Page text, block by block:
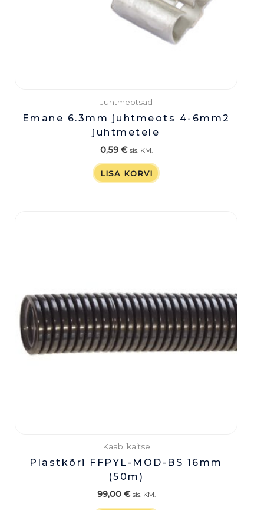
Juhtmeotsad
Emane 6.3mm juhtmeots 4-6mm2
juhtmetele
0,59 € sis. KM.
LISA KORVI
Kaablikaitse
Plastkõri FFPYL-MOD-BS 16mm
(50m)
99,00 € sis. KM.